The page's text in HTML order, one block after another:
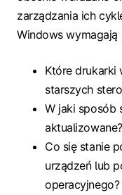
zarządzania ich
Windows wymagają
Które drukarki
starszych
W jaki sposób
aktualizowane?
Co się stanie
urządzeń lub
operacyjnego?